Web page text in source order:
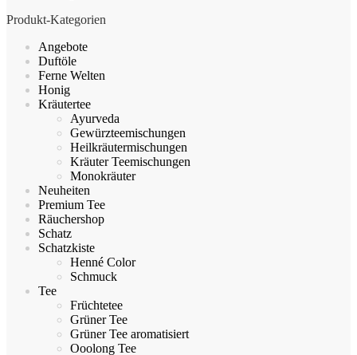
Produkt-Kategorien
Angebote
Duftöle
Ferne Welten
Honig
Kräutertee
Ayurveda
Gewürzteemischungen
Heilkräutermischungen
Kräuter Teemischungen
Monokräuter
Neuheiten
Premium Tee
Räuchershop
Schatz
Schatzkiste
Henné Color
Schmuck
Tee
Früchtetee
Grüner Tee
Grüner Tee aromatisiert
Ooolong Tee